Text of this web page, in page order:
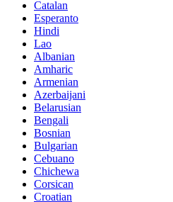
Catalan
Esperanto
Hindi
Lao
Albanian
Amharic
Armenian
Azerbaijani
Belarusian
Bengali
Bosnian
Bulgarian
Cebuano
Chichewa
Corsican
Croatian